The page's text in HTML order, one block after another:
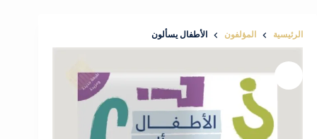
الرئيسية المؤلفون الأطفال يسألون